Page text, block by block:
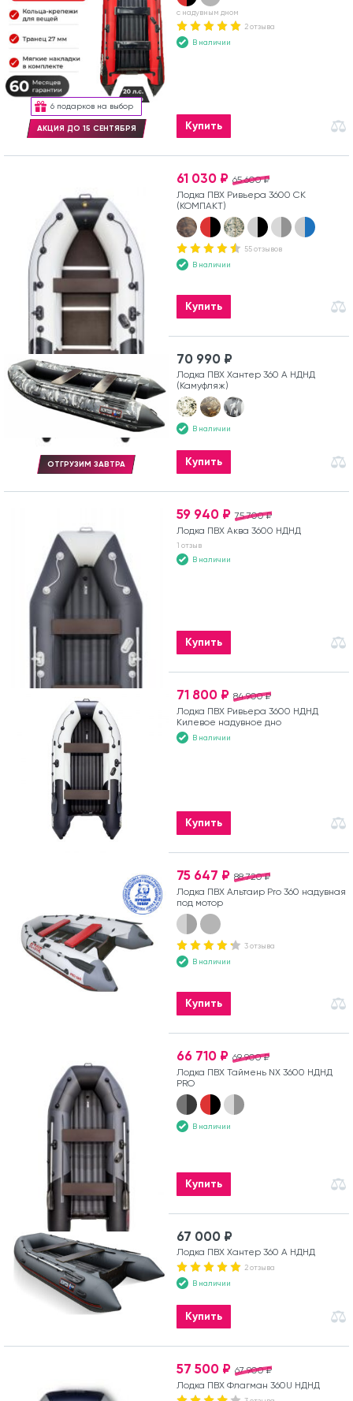
6 подарков на выбор
АКЦИЯ ДО 15 СЕНТЯБРЯ
с надувным дном
2 отзыва
В наличии
Купить
65 600 ₽
61 030 ₽
Лодка ПВХ Ривьера 3600 СК
(КОМПАКТ)
55 отзывов
В наличии
Купить
ОТГРУЗИМ ЗАВТРА
70 990 ₽
Лодка ПВХ Хантер 360 А НДНД
(Камуфляж)
В наличии
Купить
75 700 ₽
59 940 ₽
Лодка ПВХ Аква 3600 НДНД
1 отзыв
В наличии
Купить
84 900 ₽
71 800 ₽
Лодка ПВХ Ривьера 3600 НДНД
Килевое надувное дно
В наличии
Купить
88 720 ₽
75 647 ₽
Лодка ПВХ Альтаир Pro 360 надувная
под мотор
3 отзыва
В наличии
Купить
69 900 ₽
66 710 ₽
Лодка ПВХ Таймень NX 3600 НДНД
PRO
В наличии
Купить
67 000 ₽
Лодка ПВХ Хантер 360 А НДНД
2 отзыва
В наличии
Купить
67 900 ₽
57 500 ₽
Лодка ПВХ Флагман 360U НДНД